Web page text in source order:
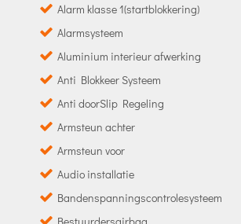
Alarm klasse 1(startblokkering)
Alarmsysteem
Aluminium interieur afwerking
Anti Blokkeer Systeem
Anti doorSlip Regeling
Armsteun achter
Armsteun voor
Audio installatie
Bandenspanningscontrolesysteem
Bestuurdersairbag